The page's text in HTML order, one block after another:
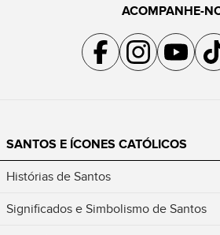
ACOMPANHE-
Acompanhe a gente no
Acompanhe a gente
Acompanhe
SANTOS E ÍCONES CATÓLICOS
Histórias de Santos
Significados e Simbolismo de Santos